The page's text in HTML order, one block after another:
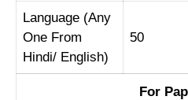
Language (Any
One From
Hindi/ English)
50
For